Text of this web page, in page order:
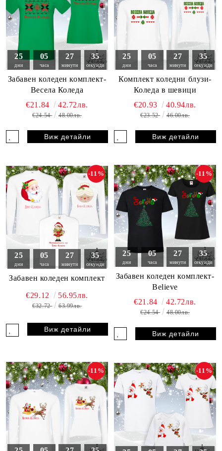
25
дни
05
часа
27
минути
33
секунди
Забавен коледен комплект-
Весела Коледа
€21.84 42.72лв.
€24.54 48.00лв.
Виж детайли
25
дни
05
часа
27
минути
33
секунди
Комплект коледни блузи-
Коледа в шевици
€20.93 40.94лв.
€23.52 46.00лв.
Виж детайли
25
дни
05
часа
27
минути
33
секунди
Забавен коледен комплект
-11%
€29.12 56.95лв.
€32.72 63.99лв.
Виж детайли
25
дни
05
часа
27
минути
33
секунди
Забавен коледен комплект-
Believe
-11%
€21.84 42.72лв.
€24.54 48.00лв.
Виж детайли
-11% -11%